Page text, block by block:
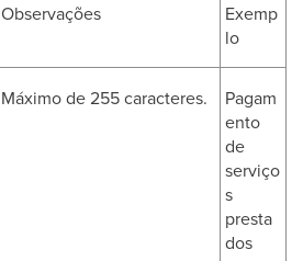
Observações
Exemp
lo
Máximo de 255 caracteres.
Pagam
ento
de
serviço
s
presta
dos